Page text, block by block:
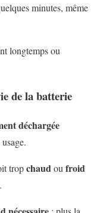
minutes, même
longtemps ou
de la batterie
déchargée
tropchaudou froid